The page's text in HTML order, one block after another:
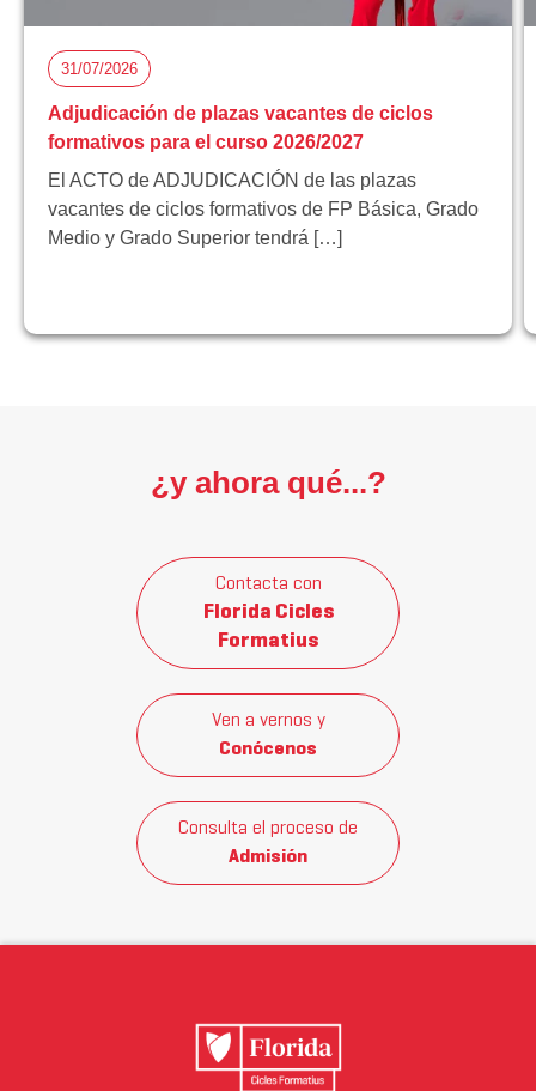
31/07/2026
Adjudicación de plazas vacantes de ciclos
formativos para el curso 2026/2027
El ACTO de ADJUDICACIÓN de las plazas
vacantes de ciclos formativos de FP Básica, Grado
Medio y Grado Superior tendrá […]
¿y ahora qué...?
Contacta con
Florida Cicles
Formatius
Ven a vernos y
Conócenos
Consulta el proceso de
Admisión